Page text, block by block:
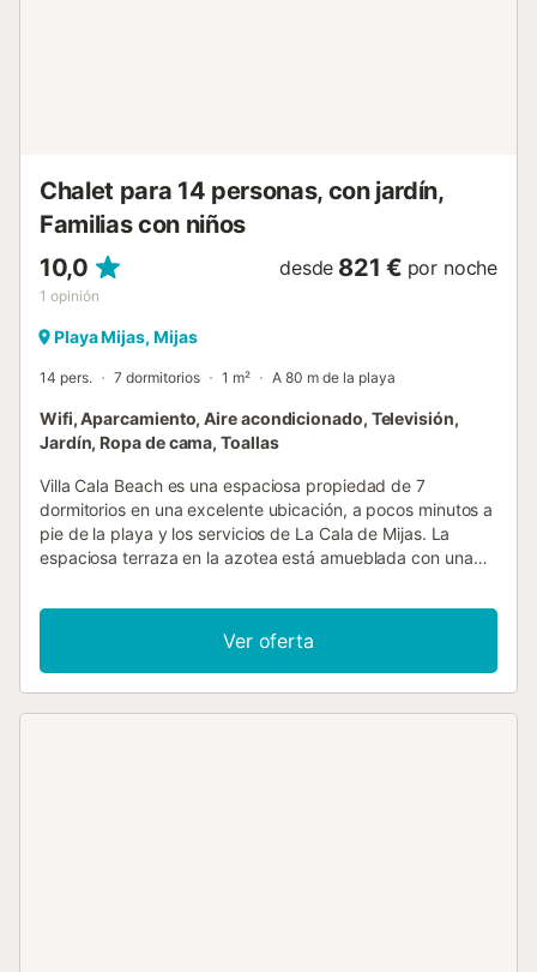
Chalet para 14 personas, con jardín,
Familias con niños
10,0
1 opinión
desde 821 € por noche
Playa Mijas, Mijas
14 pers. 7 dormitorios 1 m² A 80 m de la playa
Wifi, Aparcamiento, Aire acondicionado, Televisión,
Jardín, Ropa de cama, Toallas
Villa Cala Beach es una espaciosa propiedad de 7
dormitorios en una excelente ubicación, a pocos minutos a
pie de la playa y los servicios de La Cala de Mijas. La
espaciosa terraza en la azotea está amueblada con una
cenar al aire libre con vistas al mar entre las otras casas.
Hay 3 áreas de estar independientes, perfectas para
familias numerosas y grupos. Se incluyen WiFi y aire
acondicionado/calefacción en los dormitorios, 3 salones y
Ver oferta